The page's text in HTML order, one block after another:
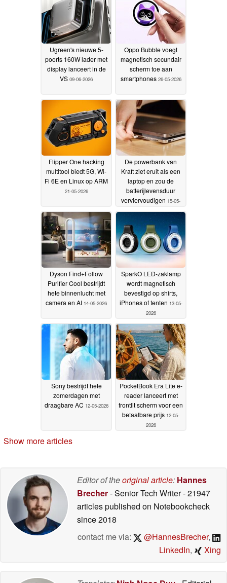
Ugreen's nieuwe 5-
poorts 160W lader met
display lanceert in de
VS 09-06-2026
Oppo Bubble voegt
magnetisch secundair
scherm toe aan
smartphones 26-05-2026
Flipper One hacking
multitool biedt 5G, Wi-
Fi 6E en Linux op ARM
21-05-2026
De powerbank van
Kraft ziet eruit als een
laptop en zou de
batterijlevensduur
verviervoudigen 15-05-
2026
Dyson Find+Follow
Purifier Cool bestrijdt
hete binnenlucht met
camera en AI 14-05-2026
SparkO LED-zaklamp
wordt magnetisch
bevestigd op shirts,
iPhones of tenten 13-05-
2026
Sony bestrijdt hete
zomerdagen met
draagbare AC 12-05-2026
PocketBook Era Lite e-
reader lanceert met
frontlit scherm voor een
betaalbare prijs 12-05-
2026
Show more articles
Editor of theoriginal article: Hannes
Brecher- Senior Tech Writer- 21947
articles published on Notebookcheck
since 2018
contact me via:
@HannesBrecher,
LinkedIn, Xing